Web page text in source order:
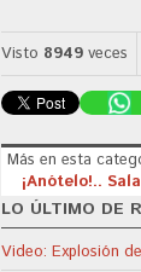
Visto 8949 veces
Más en esta
¡Anótelo!..
LO ÚLTIMO DE
Video: Explosión